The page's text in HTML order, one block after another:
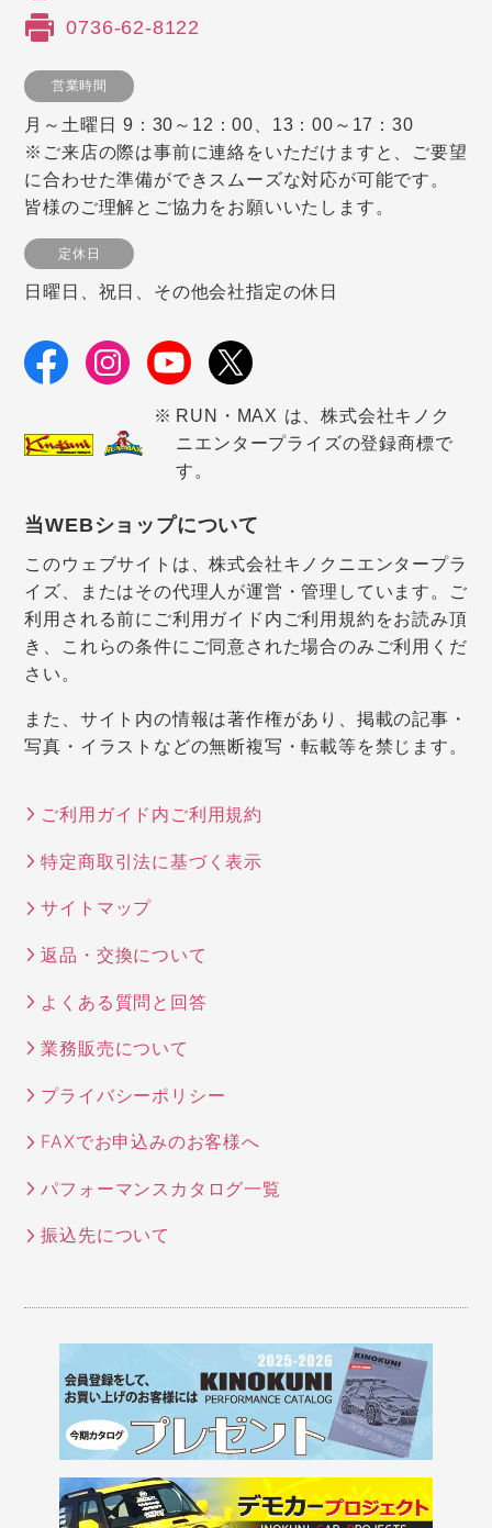
0736-62-8122
営業時間
月～土曜日 9：30～12：00、13：00～17：30
※ご来店の際は事前に連絡をいただけますと、ご要望
に合わせた準備ができスムーズな対応が可能です。
皆様のご理解とご協力をお願いいたします。
定休日
日曜日、祝日、その他会社指定の休日
RUN・MAX は、株式会社キノク
ニエンタープライズの登録商標で
す。
当WEBショップについて
このウェブサイトは、株式会社キノクニエンタープラ
イズ、またはその代理人が運営・管理しています。ご
利用される前にご利用ガイド内ご利用規約をお読み頂
き、これらの条件にご同意された場合のみご利用くだ
さい。
また、サイト内の情報は著作権があり、掲載の記事・
写真・イラストなどの無断複写・転載等を禁じます。
ご利用ガイド内ご利用規約
特定商取引法に基づく表示
サイトマップ
返品・交換について
よくある質問と回答
業務販売について
プライバシーポリシー
FAXでお申込みのお客様へ
パフォーマンスカタログ一覧
振込先について